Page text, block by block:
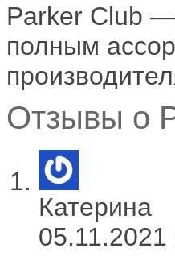
Parker Club
полным
Отзывы о
Катерина
05.11.2021